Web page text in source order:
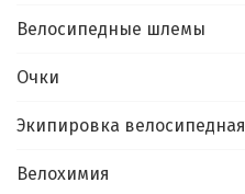
Велосипедные шлемы
Очки
Экипировка велосипедная
Велохимия